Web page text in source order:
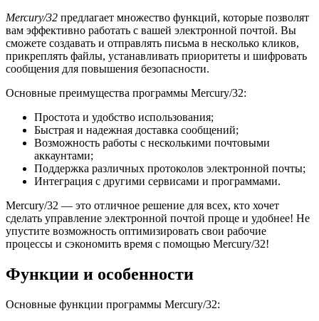
Mercury/32 предлагает множество функций, которые позволят
вам эффективно работать с вашей электронной почтой. Вы
сможете создавать и отправлять письма в несколько кликов,
прикреплять файлы, устанавливать приоритеты и шифровать
сообщения для повышения безопасности.
Основные преимущества программы Mercury/32:
Простота и удобство использования;
Быстрая и надежная доставка сообщений;
Возможность работы с несколькими почтовыми
аккаунтами;
Поддержка различных протоколов электронной почты;
Интеграция с другими сервисами и программами.
Mercury/32 — это отличное решение для всех, кто хочет
сделать управление электронной почтой проще и удобнее! Не
упустите возможность оптимизировать свои рабочие
процессы и сэкономить время с помощью Mercury/32!
Функции и особенности
Основные функции программы Mercury/32: